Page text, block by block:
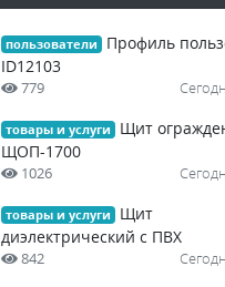
пользователи
Профиль
ID12103
779
товары и услуги
Щит
ЩОП-1700
1026
товары и услуги
Щит
диэлектрический с ПВХ
842